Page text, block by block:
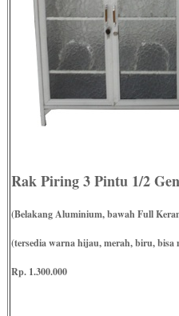
Rak Piring 3 Pintu 1/2
(Belakang Aluminium, bawah Full
(tersedia warna hijau, merah, biru, bisa
Rp. 1.300.000